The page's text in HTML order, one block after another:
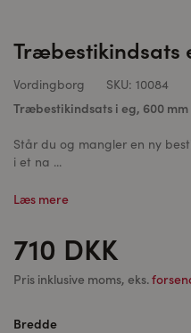
Træbestikindsats
Vordingborg SKU: 10084
Træbestikindsats i eg, 600 mm
Står du og mangler en ny
i et na ...
Læs mere
710 DKK
Pris inklusive moms, eks.
Bredde